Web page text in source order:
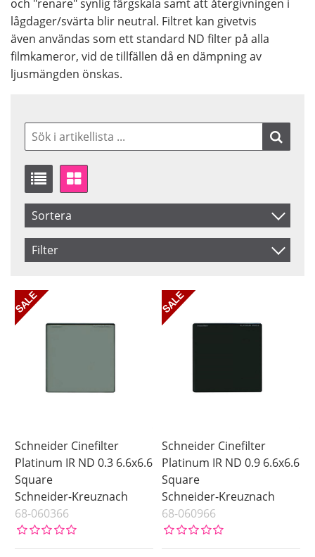
och "renare" synlig färgskala samt att återgivningen i
lågdager/svärta blir neutral. Filtret kan givetvis
även användas som ett standard ND filter på alla
filmkameror, vid de tillfällen då en dämpning av
ljusmängden önskas.
Sortera
Artikelkod
Benämning
Filter
I lager
Schneider Cinefilter
Platinum IR ND 0.3 6.6x6.6
Square
Schneider-Kreuznach
68-060366
Schneider Cinefilter
Platinum IR ND 0.9 6.6x6.6
Square
Schneider-Kreuznach
68-060966